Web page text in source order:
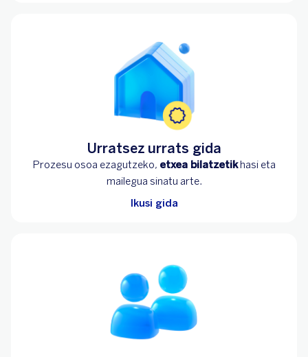
Urratsez urrats gida
Prozesu osoa ezagutzeko, etxea bilatzetikhasi eta
mailegua sinatu arte.
Ikusi gida